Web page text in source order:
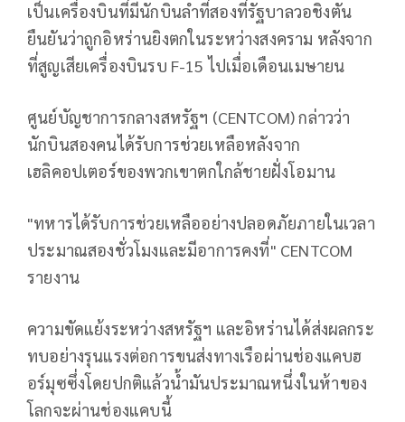
เป็นเครื่องบินที่มีนักบินลำที่สองที่รัฐบาลวอชิงตัน
ยืนยันว่าถูกอิหร่านยิงตกในระหว่างสงคราม หลังจาก
ที่สูญเสียเครื่องบินรบ F-15 ไปเมื่อเดือนเมษายน
ศูนย์บัญชาการกลางสหรัฐฯ (CENTCOM) กล่าวว่า
นักบินสองคนได้รับการช่วยเหลือหลังจาก
เฮลิคอปเตอร์ของพวกเขาตกใกล้ชายฝั่งโอมาน
"ทหารได้รับการช่วยเหลืออย่างปลอดภัยภายในเวลา
ประมาณสองชั่วโมงและมีอาการคงที่" CENTCOM
รายงาน
ความขัดแย้งระหว่างสหรัฐฯ และอิหร่านได้ส่งผลกระ
ทบอย่างรุนแรงต่อการขนส่งทางเรือผ่านช่องแคบฮ
อร์มุซซึ่งโดยปกติแล้วน้ำมันประมาณหนึ่งในห้าของ
โลกจะผ่านช่องแคบนี้